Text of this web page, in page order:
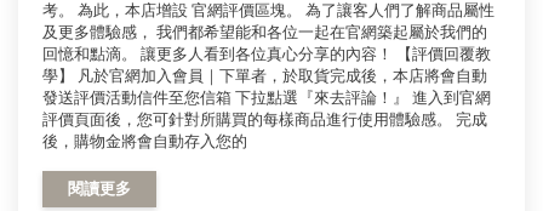
考。 為此，本店增設 官網評價區塊。 為了讓客人們了解商品屬性
及更多體驗感， 我們都希望能和各位一起在官網築起屬於我們的
回憶和點滴。 讓更多人看到各位真心分享的內容！ 【評價回覆教
學】 凡於官網加入會員｜下單者，於取貨完成後，本店將會自動
發送評價活動信件至您信箱 下拉點選『來去評論！』 進入到官網
評價頁面後，您可針對所購買的每樣商品進行使用體驗感。 完成
後，購物金將會自動存入您的
閱讀更多